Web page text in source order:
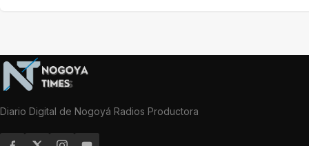
Diario Digital de Nogoyá Radios Productora